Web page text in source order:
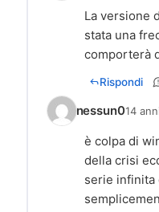
La versione
stata una
comporterà
Rispondi
nessun014
è colpa di
della crisi
serie infinita